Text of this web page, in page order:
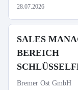
28.07.2026
SALES
BEREICH
STANDORT
Bremer Ost GmbH